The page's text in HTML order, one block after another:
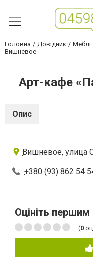
Головна Довідник Меблі
Вишневое
Арт-кафе
Опис
Вишневое, улица
+380 (93) 862 54
Оцініть першим
(0